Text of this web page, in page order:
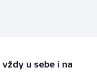
u sebe i na